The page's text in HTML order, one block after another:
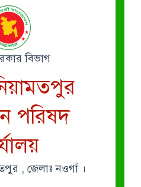
বিভাগ
পরিষদ
, জেলাঃ নওগাঁ ।